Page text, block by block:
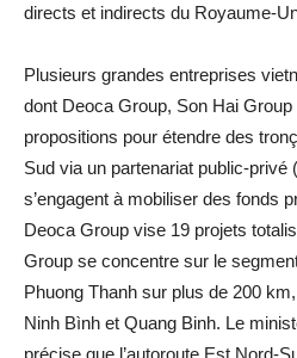
directs et indirects du Royaume-
Plusieurs grandes entreprises
dont Deoca Group, Son Hai
propositions pour étendre des
Sud via un partenariat public-privé
s’engagent à mobiliser des fonds
Deoca Group vise 19 projets
Group se concentre sur le
Phuong Thanh sur plus de 200
Ninh Bình et Quang Binh. Le
précise que l’autoroute Est Nord-